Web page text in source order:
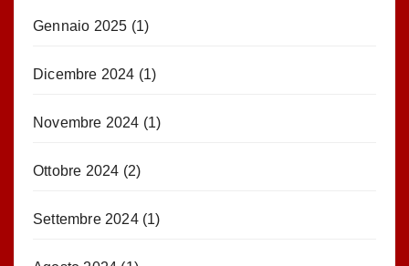
Gennaio 2025 (1)
Dicembre 2024 (1)
Novembre 2024 (1)
Ottobre 2024 (2)
Settembre 2024(1)